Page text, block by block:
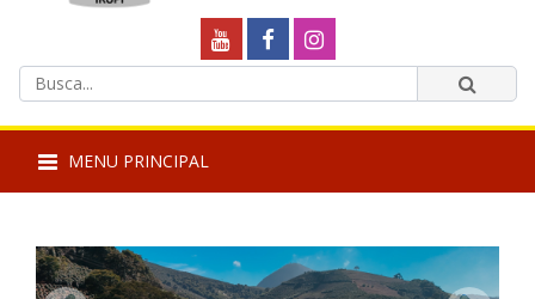
Câmara
Municipal
de
Irupi
para
Link
para
Link
para
Termos
da
busca
MENU PRINCIPAL